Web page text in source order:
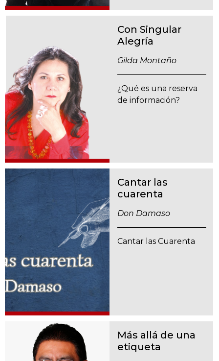
Con Singular
Alegría
Gilda Montaño
¿Qué es una reserva
de información?
Cantar las
cuarenta
Don Damaso
Cantar las Cuarenta
Más allá de una
etiqueta